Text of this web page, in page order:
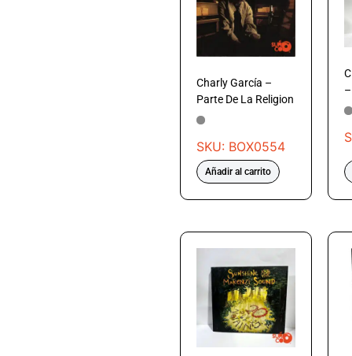
Charly García –
Parte De La Religion
SKU: BOX0554
Añadir al carrito